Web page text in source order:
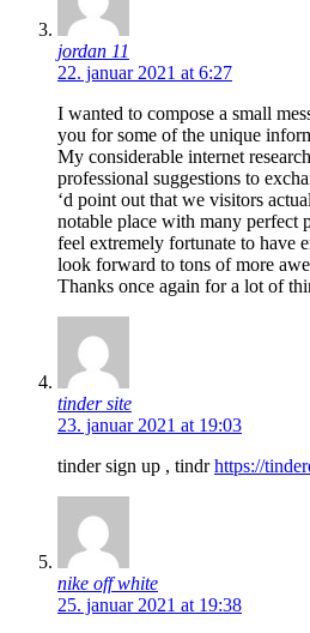
jordan 11
22. januar 2021 at 6:27
I wanted to compose a small
you for some of the unique
My considerable internet
professional suggestions to
‘d point out that we visitors
notable place with many perfect
feel extremely fortunate to have
look forward to tons of more
Thanks once again for a lot of
tinder site
23. januar 2021 at 19:03
tinder sign up , tindrhttps://
nike off white
25. januar 2021 at 19:38